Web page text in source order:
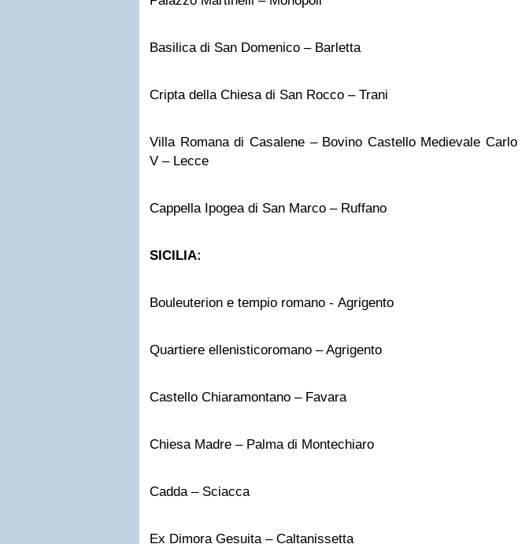
Basilica di San Domenico – Barletta
Cripta della Chiesa di San Rocco – Trani
Villa Romana di Casalene – Bovino Castello Medievale Carlo
V – Lecce
Cappella Ipogea di San Marco – Ruffano
SICILIA:
Bouleuterion e tempio romano - Agrigento
Quartiere ellenisticoromano – Agrigento
Castello Chiaramontano – Favara
Chiesa Madre – Palma di Montechiaro
Cadda – Sciacca
Ex Dimora Gesuita – Caltanissetta